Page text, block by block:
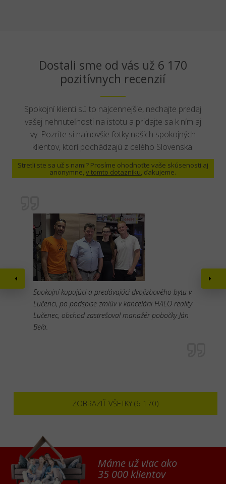
Dostali sme od vás už 6 170
pozitívnych recenzií
Spokojní klienti sú to najcennejšie, nechajte predaj
vašej nehnuteľnosti na istotu a pridajte sa k ním aj
vy. Pozrite si najnovšie fotky našich spokojných
klientov, ktorí pochádzajú z celého Slovenska.
Stretli ste sa už s nami? Prosíme ohodnoťte vaše skúsenosti aj
anonymne,v tomto dotazníku, ďakujeme.
Spokojní kupujúci a predávajúci dvojizbového bytu v
Lučenci, po podspise zmlúv v kancelárii HALO reality
Lučenec, obchod zastrešoval manažér pobočky Ján
Beľa.
ZOBRAZIŤ VŠETKY (6 170)
Máme už viac ako
35 000 klientov